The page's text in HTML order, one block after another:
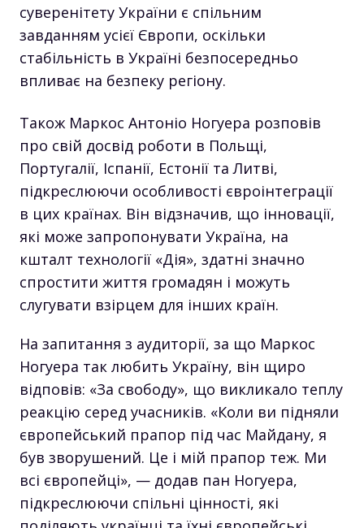
суверенітету України є спільним
завданням усієї Європи, оскільки
стабільність в Україні безпосередньо
впливає на безпеку регіону.
Також Маркос Антоніо Ногуера розповів
про свій досвід роботи в Польщі,
Португалії, Іспанії, Естонії та Литві,
підкреслюючи особливості євроінтеграції
в цих країнах. Він відзначив, що інновації,
які може запропонувати Україна, на
кшталт технології «Дія», здатні значно
спростити життя громадян і можуть
слугувати взірцем для інших країн.
На запитання з аудиторії, за що Маркос
Ногуера так любить Україну, він щиро
відповів: «За свободу», що викликало теплу
реакцію серед учасників. «Коли ви підняли
європейський прапор під час Майдану, я
був зворушений. Це і мій прапор теж. Ми
всі європейці», — додав пан Ногуера,
підкреслюючи спільні цінності, які